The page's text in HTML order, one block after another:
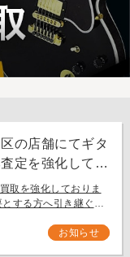
の店舗にてギタ
定を強化してお
取を強化しておりま
する方へ引き継ぐお
お知らせ